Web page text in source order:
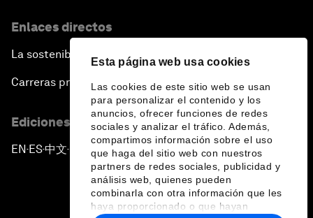
Esta página web usa cookies
Las cookies de este sitio web se usan
para personalizar el contenido y los
anuncios, ofrecer funciones de redes
sociales y analizar el tráfico. Además,
compartimos información sobre el uso
que haga del sitio web con nuestros
partners de redes sociales, publicidad y
análisis web, quienes pueden
combinarla con otra información que les
haya proporcionado o que hayan
Enlaces directos
La sostenibilidad en el Foro
Carreras profesionales
Ediciones en otros idiomas
EN ▪ES▪中文▪ 日本語